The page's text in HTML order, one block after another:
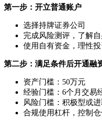
第一步：开立普通账户
选择持牌证券公司
完成风险测评，了解
使用自有资金，理性投
第二步：满足条件后开通融
资产门槛：50万元
经验门槛：6个月交易
风险门槛：积极型或
合规使用杠杆，控制